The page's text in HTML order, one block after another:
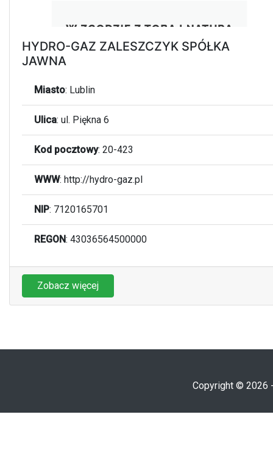
HYDRO-GAZ ZALESZCZYK SPÓŁKA
JAWNA
Miasto: Lublin
Ulica: ul. Piękna 6
Kod pocztowy: 20-423
WWW: http://hydro-gaz.pl
NIP: 7120165701
REGON: 43036564500000
Zobacz więcej
Copyright © 2026